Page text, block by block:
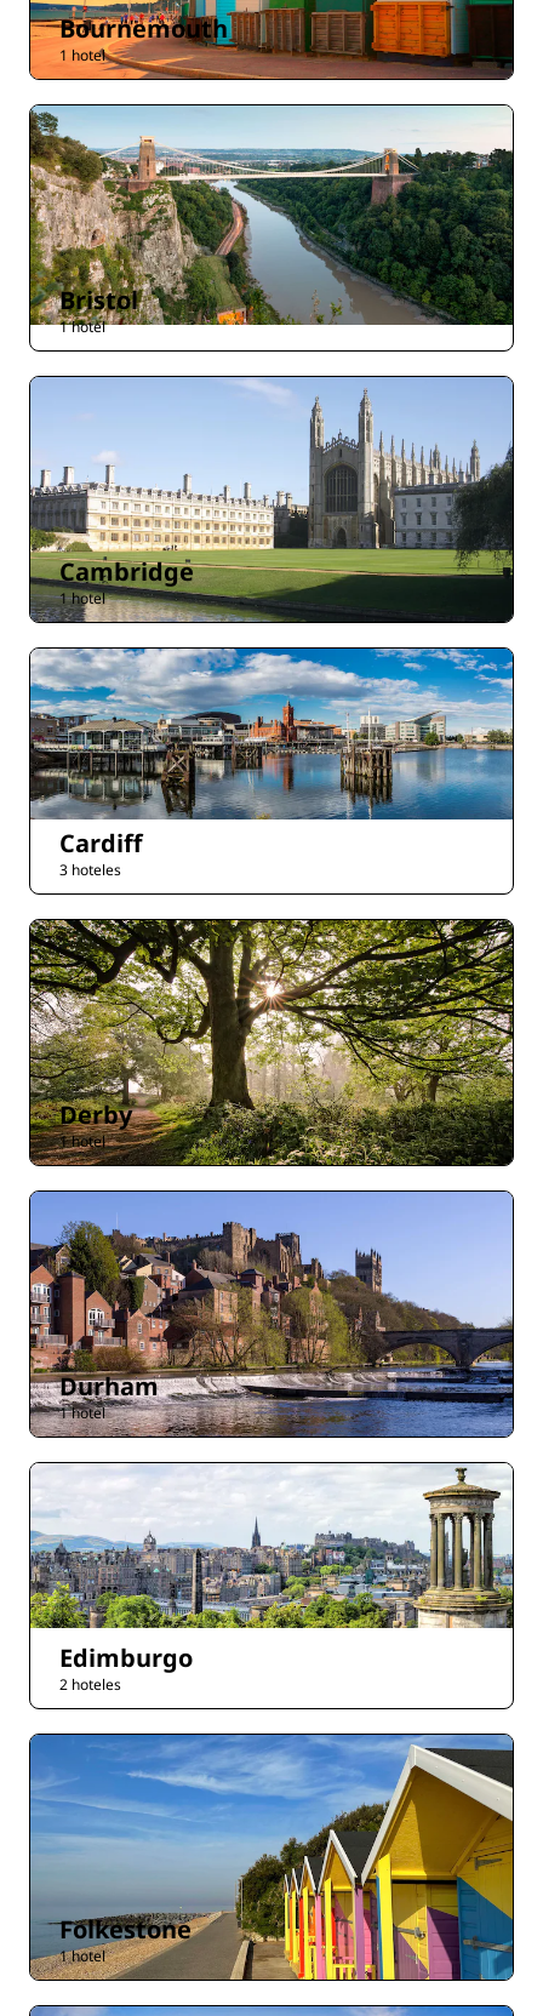
Bournemouth
1 hotel
Bristol
1 hotel
Cambridge
1 hotel
Cardiff
3 hoteles
Derby
1 hotel
Durham
1 hotel
Edimburgo
2 hoteles
Folkestone
1 hotel